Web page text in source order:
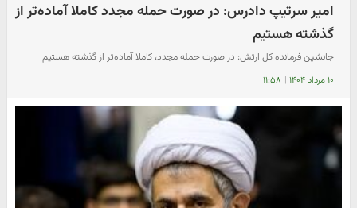
امیر سرتیپ دادرس: در صورت حمله مجدد کاملا آماده‌تر از
گذشته هستیم
جانشین فرمانده کل ارتش: در صورت حمله مجدد، کاملا آماده‌تر از گذشته هستیم
۱۰ مرداد ۱۴۰۴ | ۱۱:۵۸